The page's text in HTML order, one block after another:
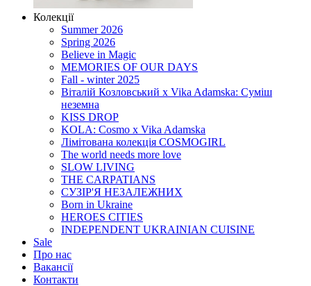
Колекції
Summer 2026
Spring 2026
Believe in Magic
MEMORIES OF OUR DAYS
Fall - winter 2025
Віталій Козловський x Vika Adamska: Суміш
неземна
KISS DROP
KOLA: Cosmo x Vika Adamska
Лімітована колекція COSMOGIRL
The world needs more love
SLOW LIVING
THE CARPATIANS
СУЗІР'Я НЕЗАЛЕЖНИХ
Born in Ukraine
HEROES CITIES
INDEPENDENT UKRAINIAN CUISINE
Sale
Про нас
Вакансії
Контакти